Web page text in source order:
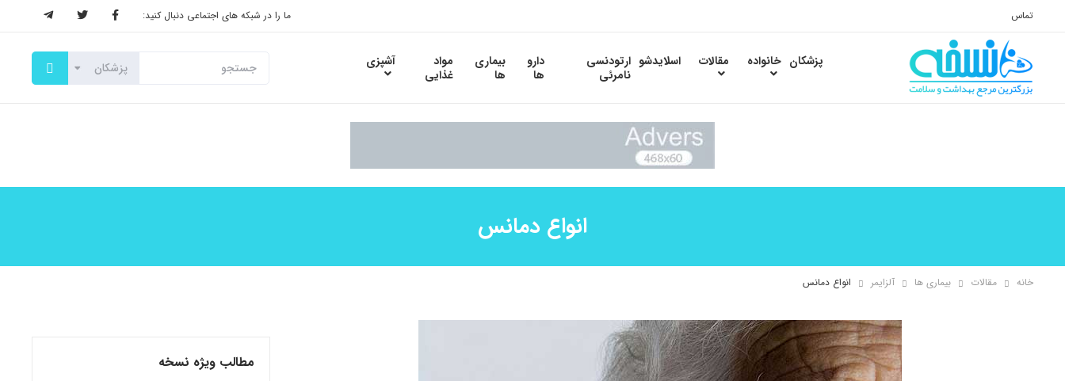
تماس ما را در شبکه های اجتماعی دنبال کنید:
پزشکان خانواده مقالات اسلایدشو ارتودنسی
نامرئی
دارو
ها
بیماری
ها
مواد
غذایی
آشپزی
انواع دمانس
خانه مقالات بیماری ها آلزایمر انواع دمانس
مطالب ویژه نسخه